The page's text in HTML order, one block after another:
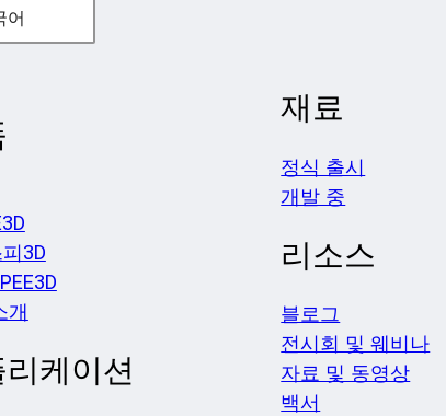
어
3D
개
케이션
재료
정식 출시
개발 중
리소스
블로그
전시회 및 웨비나
자료 및 동영상
백서